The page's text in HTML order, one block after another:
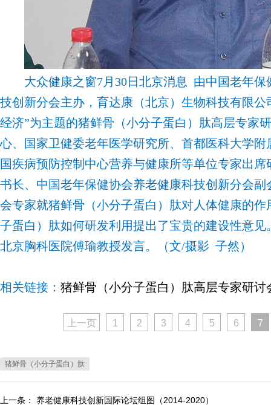
大众健康之窗7月30日北京消息 由中国老年保
技创新分会主办，育达康（北京）生物科技有限
经济”为主题的猪鲜骨（小分子蛋白）肽高层专家
心、国家卫健委老年医学研究所、首都医科大学
国疾病预防控制中心营养与健康所等单位专家出
书长、中国老年保健协会养老健康科技创新分会
会专家就猪鲜骨（小分子蛋白）肽对人体健康的
子蛋白）肽如何研发利用提出了宝贵的建设性意
北京胸科医院傅瑜教授发言。（文/摄影 子然）
相关链接： 猪鲜骨（小分子蛋白）肽高层专家研讨
上一页 1 2 3 4 5 6 7
猪鲜骨（小分子蛋白）肽
上一条： 养老健康科技创新国际论坛组图（2014-2020）